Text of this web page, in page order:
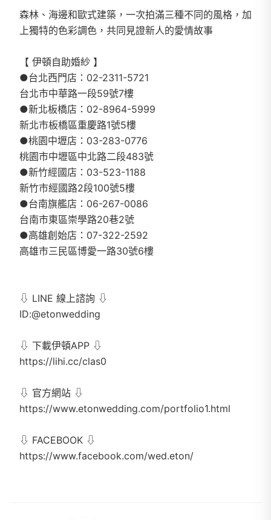
森林、海邊和歐式建築，一次拍滿三種不同的風格，加
上獨特的色彩調色，共同見證新人的愛情故事
【 伊頓自助婚紗 】
●台北西門店：02-2311-5721
台北市中華路一段59號7樓
●新北板橋店：02-8964-5999
新北市板橋區重慶路1號5樓
●桃園中壢店：03-283-0776
桃園市中壢區中北路二段483號
●新竹經國店：03-523-1188
新竹市經國路2段100號5樓
●台南旗艦店：06-267-0086
台南市東區崇學路20巷2號
●高雄創始店：07-322-2592
高雄市三民區博愛一路30號6樓
⇩ LINE 線上諮詢 ⇩
ID:@etonwedding
⇩ 下載伊頓APP ⇩
https://lihi.cc/clas0
⇩ 官方網站 ⇩
https://www.etonwedding.com/portfolio1.html
⇩ FACEBOOK ⇩
https://www.facebook.com/wed.eton/